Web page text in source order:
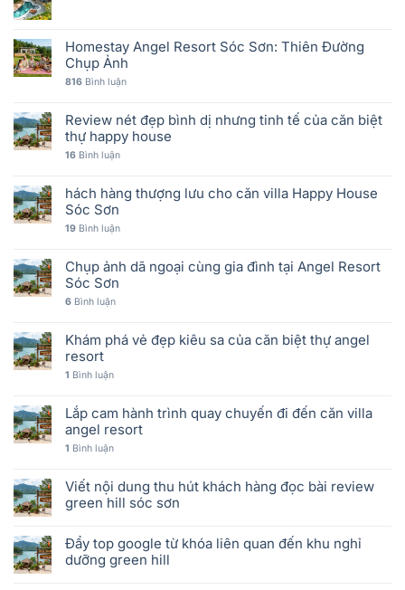
Homestay Angel Resort Sóc Sơn: Thiên Đường
Chụp Ảnh
816 Bình luận
Review nét đẹp bình dị nhưng tinh tế của căn biệt
thự happy house
16 Bình luận
hách hàng thượng lưu cho căn villa Happy House
Sóc Sơn
19 Bình luận
Chụp ảnh dã ngoại cùng gia đình tại Angel Resort
Sóc Sơn
6 Bình luận
Khám phá vẻ đẹp kiêu sa của căn biệt thự angel
resort
1 Bình luận
Lắp cam hành trình quay chuyến đi đến căn villa
angel resort
1 Bình luận
Viết nội dung thu hút khách hàng đọc bài review
green hill sóc sơn
Đẩy top google từ khóa liên quan đến khu nghỉ
dưỡng green hill